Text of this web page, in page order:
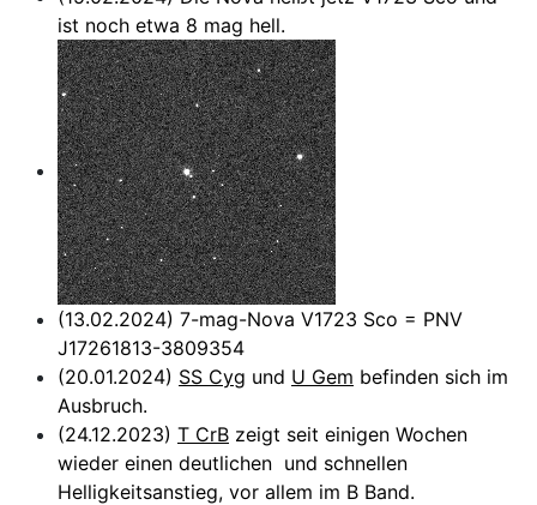
ist noch etwa 8 mag hell.
(13.02.2024) 7-mag-Nova V1723 Sco = PNV
J17261813-3809354
(20.01.2024) SS Cyg und U Gem befinden sich im
Ausbruch.
(24.12.2023) T CrB zeigt seit einigen Wochen
wieder einen deutlichen und schnellen
Helligkeitsanstieg, vor allem im B Band.